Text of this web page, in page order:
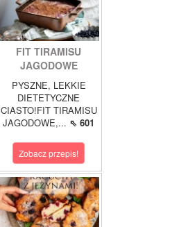
FIT TIRAMISU
JAGODOWE
PYSZNE, LEKKIE
DIETETYCZNE
CIASTO!FIT TIRAMISU
JAGODOWE,... ⇖ 601
Zobacz przepis!